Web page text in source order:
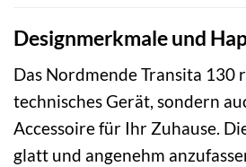
Designmerkmale und
Das Nordmende Transita 130
technisches Gerät, sondern
Accessoire für Ihr Zuhause.
glatt und angenehm